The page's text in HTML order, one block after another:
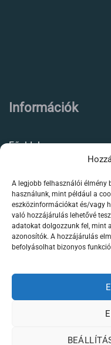
A legjobb felhasználói élmény
használunk, mint például a
eszközinformációkat és/vagy
való hozzájárulás lehetővé
adatokat dolgozzunk fel, mint
azonosítók. A hozzájárulás
befolyásolhat bizonyos
Információk
Főoldal
Élőállat kereskedés
Forgalmazott
Szaktanácsadás /
Kapcsolat